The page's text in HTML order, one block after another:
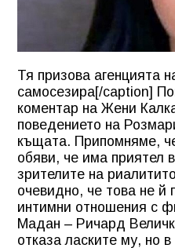
Тя призова агенцията
самосезира[/caption]
коментар на Жени
поведението на
къщата. Припомняме,
обяви, че има приятел
зрителите на
очевидно, че това не й
интимни отношения с
Мадан – Ричард
отказа ласките му, но